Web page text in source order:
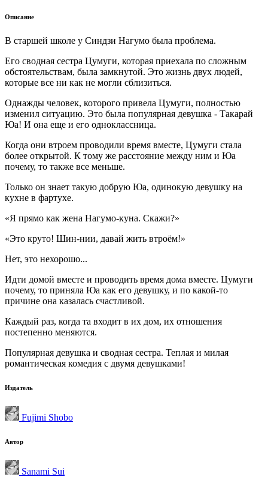
Описание
В старшей школе у Синдзи Нагумо была проблема.
Его сводная сестра Цумуги, которая приехала по сложным
обстоятельствам, была замкнутой. Это жизнь двух людей,
которые все ни как не могли сблизиться.
Однажды человек, которого привела Цумуги, полностью
изменил ситуацию. Это была популярная девушка - Такарай
Юа! И она еще и его одноклассница.
Когда они втроем проводили время вместе, Цумуги стала
более открытой. К тому же расстояние между ним и Юа
почему, то также все меньше.
Только он знает такую добрую Юа, одинокую девушку на
кухне в фартухе.
«Я прямо как жена Нагумо-куна. Скажи?»
«Это круто! Шин-нии, давай жить втроём!»
Нет, это нехорошо...
Идти домой вместе и проводить время дома вместе. Цумуги
почему, то приняла Юа как его девушку, и по какой-то
причине она казалась счастливой.
Каждый раз, когда та входит в их дом, их отношения
постепенно меняются.
Популярная девушка и сводная сестра. Теплая и милая
романтическая комедия с двумя девушками!
Издатель
Fujimi Shobo
Автор
Sanami Sui